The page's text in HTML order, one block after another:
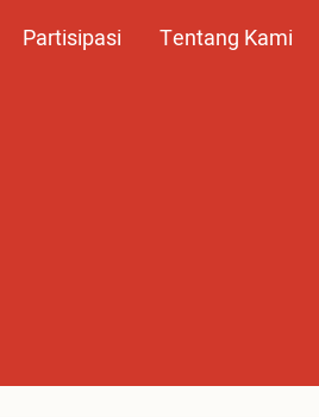
Partisipasi Tentang Kami